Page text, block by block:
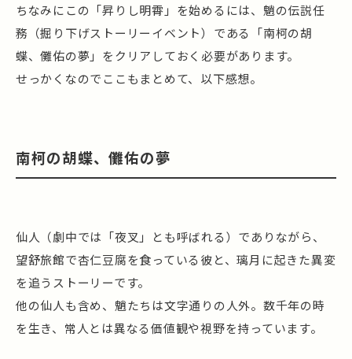
ちなみにこの「昇りし明霄」を始めるには、魈の伝説任
務（掘り下げストーリーイベント）である「南柯の胡
蝶、儺佑の夢」をクリアしておく必要があります。
せっかくなのでここもまとめて、以下感想。
南柯の胡蝶、儺佑の夢
仙人（劇中では「夜叉」とも呼ばれる）でありながら、
望舒旅館で杏仁豆腐を食っている彼と、璃月に起きた異変
を追うストーリーです。
他の仙人も含め、魈たちは文字通りの人外。数千年の時
を生き、常人とは異なる価値観や視野を持っています。